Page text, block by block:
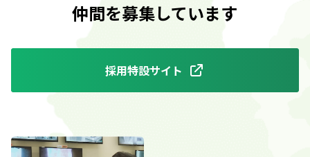
仲間を募集しています
採用特設サイト